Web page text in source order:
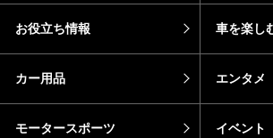
お役立ち情報 車を楽し
カー用品 エンタメ
モータースポーツ イベント